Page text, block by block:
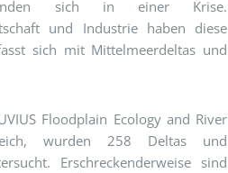
sich in einer Krise.
und Industrie haben diese
sich mit Mittelmeerdeltas und
Floodplain Ecology and River
wurden 258 Deltas und
Erschreckenderweise sind